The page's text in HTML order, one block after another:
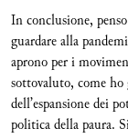
In conclusione,
guardare alla
aprono per i
sottovaluto, come
dell’espansione dei
politica della paura.